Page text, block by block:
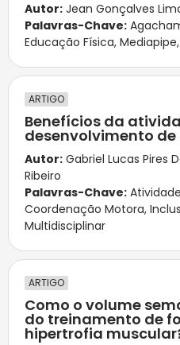
Autor: Jean Gonçalves
Palavras-Chave:
Educação Física, Mediapipe,
ARTIGO
Benefícios da
desenvolvimento
Autor: Gabriel Lucas Pires
Ribeiro
Palavras-Chave:
Coordenação Motora,
Multidisciplinar
ARTIGO
Como o volume
do treinamento de
hipertrofia